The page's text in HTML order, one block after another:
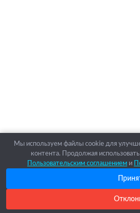
Мы используем файлы cookie для
контента. Продолжая
Пользовательским соглашением и